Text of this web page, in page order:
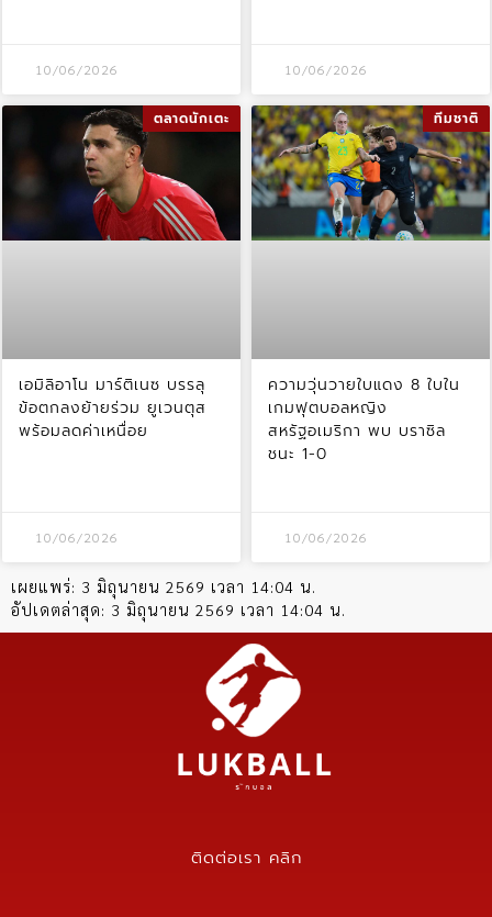
10/06/2026 10/06/2026
ตลาดนักเตะ
เอมิลิอาโน มาร์ติเนซ บรรลุ
ข้อตกลงย้ายร่วม ยูเวนตุส
พร้อมลดค่าเหนื่อย
10/06/2026
ทีมชาติ
ความวุ่นวายใบแดง 8 ใบใน
เกมฟุตบอลหญิง
สหรัฐอเมริกา พบ บราซิล
ชนะ 1-0
10/06/2026
เผยแพร่: 3 มิถุนายน 2569 เวลา 14:04 น.
อัปเดตล่าสุด: 3 มิถุนายน 2569 เวลา 14:04 น.
ติดต่อเรา คลิก